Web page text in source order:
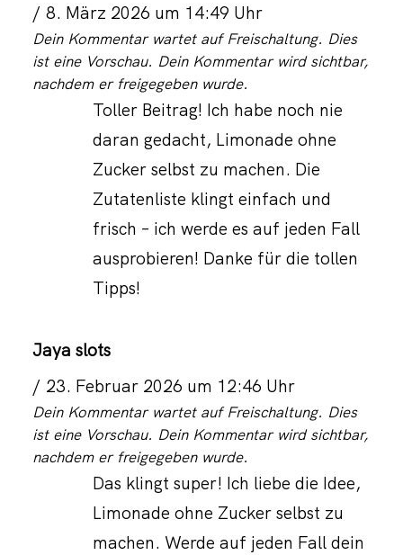
8. März 2026 um 14:49 Uhr
Dein Kommentar wartet auf Freischaltung. Dies
ist eine Vorschau. Dein Kommentar wird sichtbar,
nachdem er freigegeben wurde.
Toller Beitrag! Ich habe noch nie
daran gedacht, Limonade ohne
Zucker selbst zu machen. Die
Zutatenliste klingt einfach und
frisch – ich werde es auf jeden Fall
ausprobieren! Danke für die tollen
Tipps!
Jaya slots
23. Februar 2026 um 12:46 Uhr
Dein Kommentar wartet auf Freischaltung. Dies
ist eine Vorschau. Dein Kommentar wird sichtbar,
nachdem er freigegeben wurde.
Das klingt super! Ich liebe die Idee,
Limonade ohne Zucker selbst zu
machen. Werde auf jeden Fall dein